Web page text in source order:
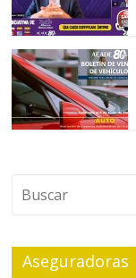
Aseguradoras